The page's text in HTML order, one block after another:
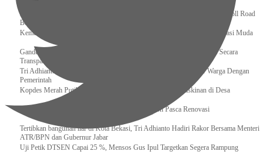
Dukung Kelancaran Lalu Lintas Libur Idul Fitri 1446h / 2025m, Waskita Toll Road
Berlakukan Diskon Tarif Sebesar 20%
Kemenekraf – Kemeninves Perkuat Sinergi Demi Lapangan Kerja Generasi Muda
Gandeng KPK , Gus Ipul Memastikan Penyaluran Bansos Dilakukan Secara
Transparan dan Tepat Sasaran
Tri Adhianto Katakan : Tarling Sebagai Sarana Komunikasi Antar Warga Dengan
Pemerintah
Kopdes Merah Putih Instrumen Penting Pengentasan Kemiskinan di Desa
Presiden, Prabowo Subianto Resmikan 17 Stadion Pasca Renovasi
Tertibkan bangunan liar di Kota Bekasi, Tri Adhianto Hadiri Rakor Bersama Menteri
ATR/BPN dan Gubernur Jabar
Uji Petik DTSEN Capai 25 %, Mensos Gus Ipul Targetkan Segera Rampung